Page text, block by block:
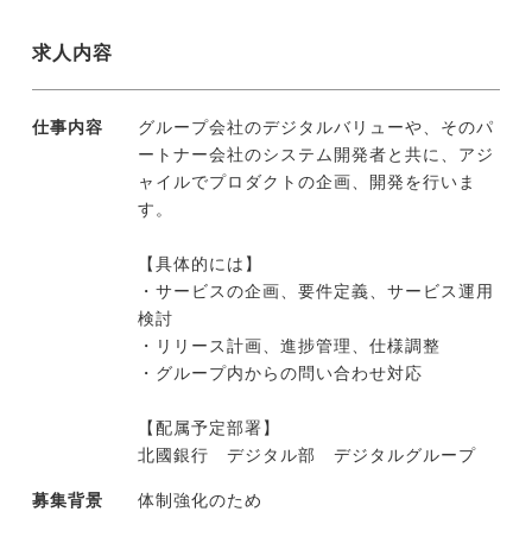
リサーチ
メディア紹介実績
中長期で転職をお考えの方
求人内容
仕事内容
グループ会社のデジタルバリューや、そのパ
ートナー会社のシステム開発者と共に、アジ
ャイルでプロダクトの企画、開発を行いま
す。
【具体的には】
・サービスの企画、要件定義、サービス運用
検討
・リリース計画、進捗管理、仕様調整
・グループ内からの問い合わせ対応
【配属予定部署】
北國銀行 デジタル部 デジタルグループ
募集背景 体制強化のため